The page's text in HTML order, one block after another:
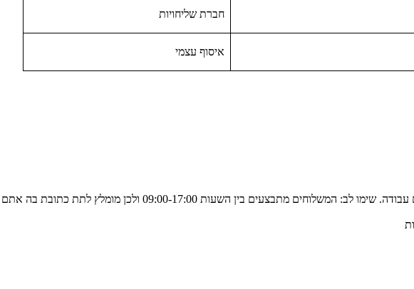
חברת שליחויות
איסוף עצמי
– השליח מתאם מראש ומגיע בין 5-14 ימי עסקים מיום יציאת המשלוח לכתובת פרטית או לכתובת מקום עבודה. שימו לב: המשלוחים מתבצעים בין השעות 09:00-17:00 ולכן מומלץ לתת כתובת בה אתם